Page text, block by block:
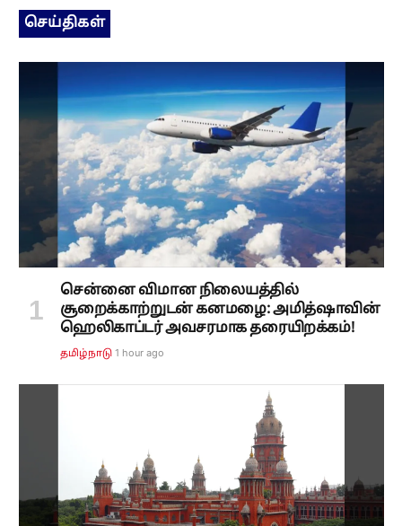
செய்திகள்
சென்னை விமான நிலையத்தில்
சூறைக்காற்றுடன் கனமழை: அமித்ஷாவின்
ஹெலிகாப்டர் அவசரமாக தரையிறக்கம்!
தமிழ்நாடு 1 hour ago